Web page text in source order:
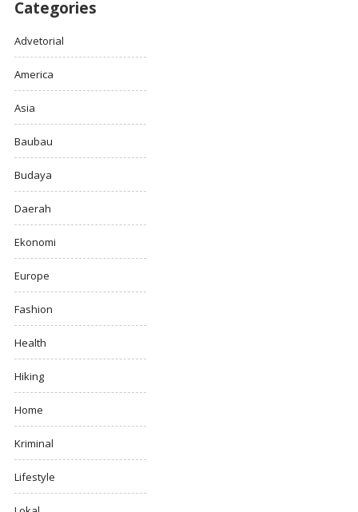
Categories
Advetorial
America
Asia
Baubau
Budaya
Daerah
Ekonomi
Europe
Fashion
Health
Hiking
Home
Kriminal
Lifestyle